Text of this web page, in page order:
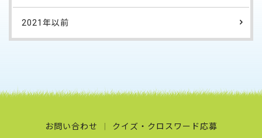
2021年以前
お問い合わせ クイズ・クロスワード応募